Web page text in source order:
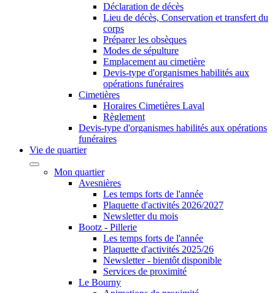
Déclaration de décès
Lieu de décès, Conservation et transfert du
corps
Préparer les obsèques
Modes de sépulture
Emplacement au cimetière
Devis-type d'organismes habilités aux
opérations funéraires
Cimetières
Horaires Cimetières Laval
Règlement
Devis-type d'organismes habilités aux opérations
funéraires
Vie de quartier
Mon quartier
Avesnières
Les temps forts de l'année
Plaquette d'activités 2026/2027
Newsletter du mois
Bootz - Pillerie
Les temps forts de l'année
Plaquette d'activités 2025/26
Newsletter - bientôt disponible
Services de proximité
Le Bourny